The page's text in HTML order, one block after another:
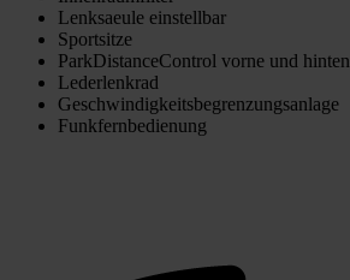
Lenksaeule einstellbar
Sportsitze
ParkDistanceControl vorne und hinten
Lederlenkrad
Geschwindigkeitsbegrenzungsanlage
Funkfernbedienung